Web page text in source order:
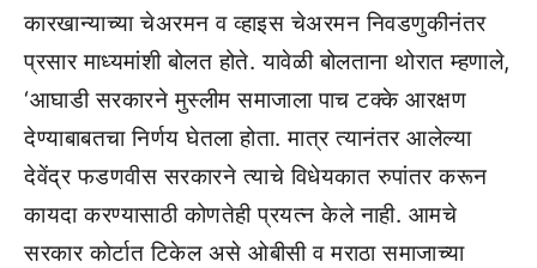
कारखान्याच्या चेअरमन व व्हाइस चेअरमन निवडणुकीनंतर
प्रसार माध्यमांशी बोलत होते. यावेळी बोलताना थोरात म्हणाले,
‘आघाडी सरकारने मुस्लीम समाजाला पाच टक्के आरक्षण
देण्याबाबतचा निर्णय घेतला होता. मात्र त्यानंतर आलेल्या
देवेंद्र फडणवीस सरकारने त्याचे विधेयकात रुपांतर करून
कायदा करण्यासाठी कोणतेही प्रयत्न केले नाही. आमचे
सरकार कोर्टात टिकेल असे ओबीसी व मराठा समाजाच्या